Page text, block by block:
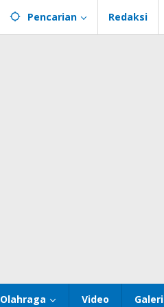
Pencarian Redaksi
Olahraga Video Galeri